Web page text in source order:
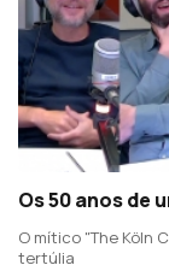
Os 50 anos de
O mítico "The Köln
tertúlia